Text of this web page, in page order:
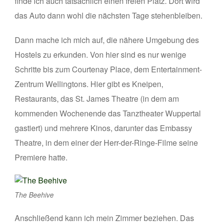
das Auto dann wohl die nächsten Tage stehenbleiben.
Dann mache ich mich auf, die nähere Umgebung des
Hostels zu erkunden. Von hier sind es nur wenige
Schritte bis zum Courtenay Place, dem Entertainment-
Zentrum Wellingtons. Hier gibt es Kneipen,
Restaurants, das St. James Theatre (in dem am
kommenden Wochenende das Tanztheater Wuppertal
gastiert) und mehrere Kinos, darunter das Embassy
Theatre, in dem einer der Herr-der-Ringe-Filme seine
Premiere hatte.
The Beehive
Anschließend kann ich mein Zimmer beziehen. Das